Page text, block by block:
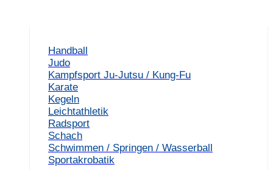
Handball
Judo
Kampfsport Ju-Jutsu / Kung-Fu
Karate
Kegeln
Leichtathletik
Radsport
Schach
Schwimmen / Springen / Wasserball
Sportakrobatik